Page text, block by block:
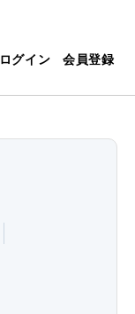
ログイン 会員登録